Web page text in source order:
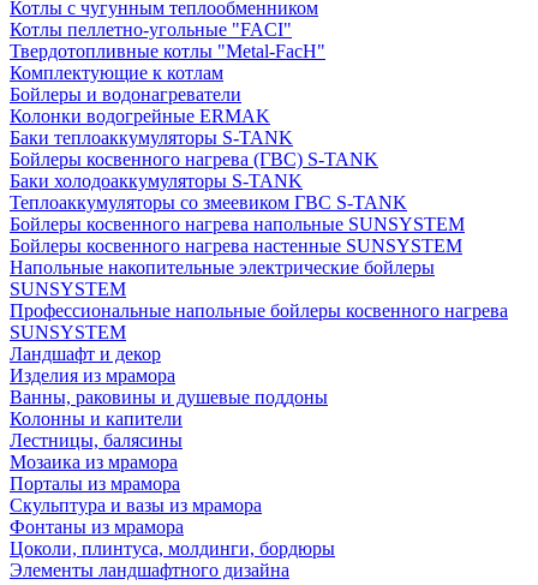
Котлы с чугунным теплообменником
Котлы пеллетно-угольные "FACI"
Твердотопливные котлы "Metal-FacH"
Комплектующие к котлам
Бойлеры и водонагреватели
Колонки водогрейные ERMAK
Баки теплоаккумуляторы S-TANK
Бойлеры косвенного нагрева (ГВС) S-TANK
Баки холодоаккумуляторы S-TANK
Теплоаккумуляторы со змеевиком ГВС S-TANK
Бойлеры косвенного нагрева напольные SUNSYSTEM
Бойлеры косвенного нагрева настенные SUNSYSTEM
Напольные накопительные электрические бойлеры
SUNSYSTEM
Профессиональные напольные бойлеры косвенного нагрева
SUNSYSTEM
Ландшафт и декор
Изделия из мрамора
Ванны, раковины и душевые поддоны
Колонны и капители
Лестницы, балясины
Мозаика из мрамора
Порталы из мрамора
Скульптура и вазы из мрамора
Фонтаны из мрамора
Цоколи, плинтуса, молдинги, бордюры
Элементы ландшафтного дизайна